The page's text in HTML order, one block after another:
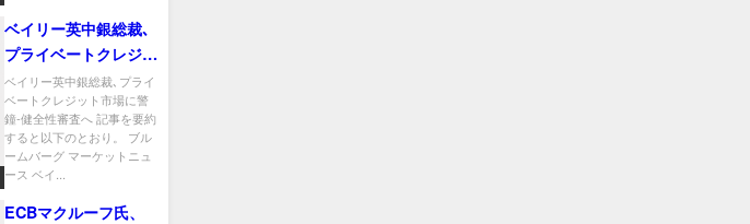
ベイリー英中銀総裁､
プライベートクレジッ
ト市場に警鐘-健全性
審査へ
ベイリー英中銀総裁､プライ
ベートクレジット市場に警
鐘-健全性審査へ 記事を要約
すると以下のとおり。 ブル
ームバーグ マーケットニュ
ース ベイ...
ECBマクルーフ氏、